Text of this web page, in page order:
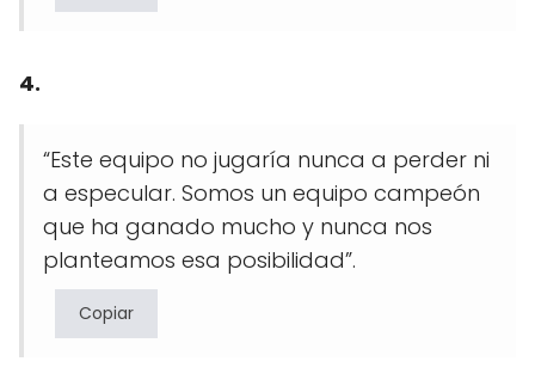
4.
“Este equipo no jugaría nunca a perder ni
a especular. Somos un equipo campeón
que ha ganado mucho y nunca nos
planteamos esa posibilidad”.
Copiar